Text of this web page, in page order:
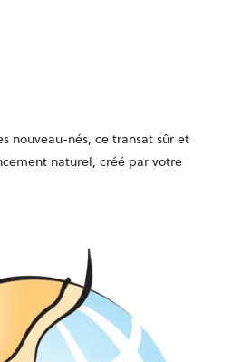
nouveau-nés, ce transat sûr et
naturel, créé par votre